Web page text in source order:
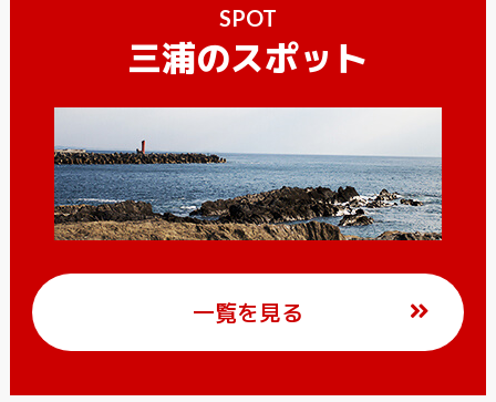
SPOT
三浦のスポット
一覧を見る